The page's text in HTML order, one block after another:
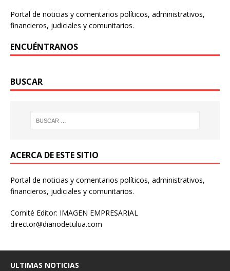
Portal de noticias y comentarios políticos, administrativos,
financieros, judiciales y comunitarios.
ENCUÉNTRANOS
BUSCAR
ACERCA DE ESTE SITIO
Portal de noticias y comentarios políticos, administrativos,
financieros, judiciales y comunitarios.
Comité Editor: IMAGEN EMPRESARIAL
director@diariodetulua.com
ULTIMAS NOTICIAS